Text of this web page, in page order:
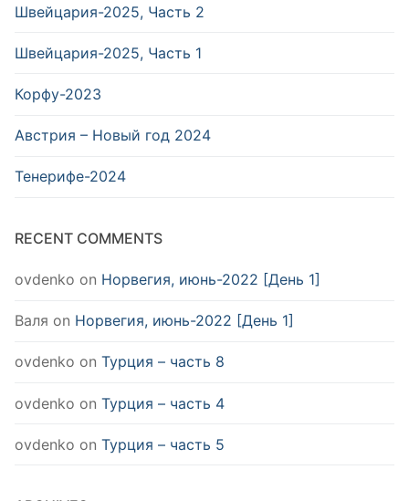
Швейцария-2025, Часть 2
Швейцария-2025, Часть 1
Корфу-2023
Австрия – Новый год 2024
Тенерифе-2024
RECENT COMMENTS
ovdenko on Норвегия, июнь-2022 [День 1]
Валя on Норвегия, июнь-2022 [День 1]
ovdenko on Турция – часть 8
ovdenko on Турция – часть 4
ovdenko on Турция – часть 5